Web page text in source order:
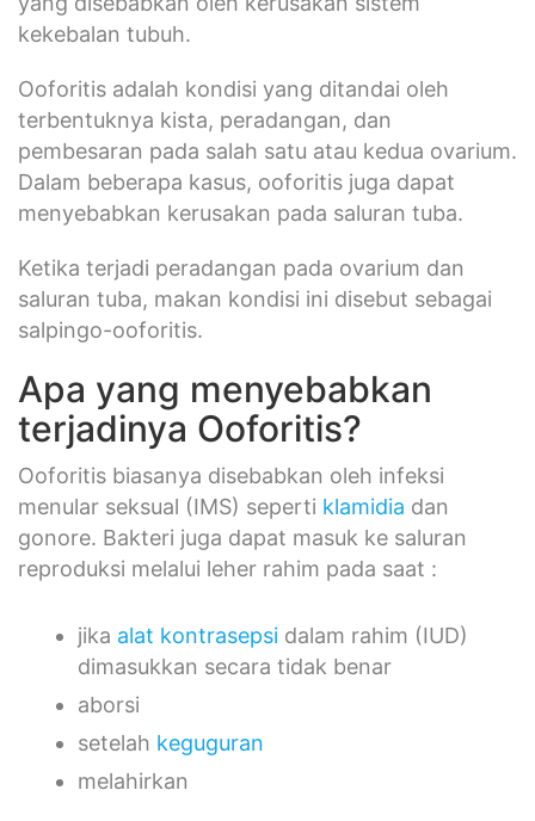
kekebalan tubuh.
Ooforitis adalah kondisi yang ditandai oleh
terbentuknya kista, peradangan, dan
pembesaran pada salah satu atau kedua ovarium.
Dalam beberapa kasus, ooforitis juga dapat
menyebabkan kerusakan pada saluran tuba.
Ketika terjadi peradangan pada ovarium dan
saluran tuba, makan kondisi ini disebut sebagai
salpingo-ooforitis.
Apa yang menyebabkan
terjadinya Ooforitis?
Ooforitis biasanya disebabkan oleh infeksi
menular seksual (IMS) seperti klamidia dan
gonore. Bakteri juga dapat masuk ke saluran
reproduksi melalui leher rahim pada saat :
jika alat kontrasepsi dalam rahim (IUD)
dimasukkan secara tidak benar
aborsi
setelah keguguran
melahirkan